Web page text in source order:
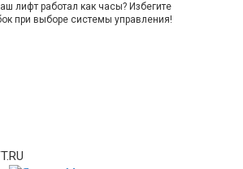
лифт работал как часы? Избегите
при выборе системы управления!